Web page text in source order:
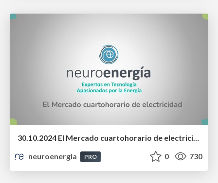
30.10.2024 El Mercado cuartohorario de electricidad
neuroenergia
PRO 0 730